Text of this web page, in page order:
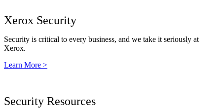
Xerox Security
Security is critical to every business, and we take it seriously at
Xerox.
Learn More >
Security Resources